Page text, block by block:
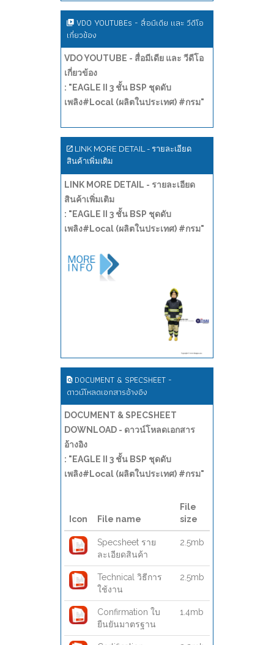
VDO YOUTUBEs - สื่อมีเดีย และ วีดีโอ
เกี่ยวข้อง
VDO YOUTUBE - สื่อมีเดีย และ วีดีโอ
เกี่ยวข้อง
: "EAGLE II 3 ชั้น BSP ชุดดับ
เพลิง#Local (ผลิตในประเทศ) #กรม"
LINK MORE DETAIL - รายละเอียด
สินค้าเพิ่มเติม
LINK MORE DETAIL - รายละเอียด
สินค้าเพิ่มเติม
: "EAGLE II 3 ชั้น BSP ชุดดับ
เพลิง#Local (ผลิตในประเทศ) #กรม"
DOCUMENT & SPECSHEET -
ดาวน์โหลดเอกสารอ้างอิง
DOCUMENT & SPECSHEET
DOWNLOAD - ดาวน์โหลดเอกสาร
อ้างอิง
: "EAGLE II 3 ชั้น BSP ชุดดับ
เพลิง#Local (ผลิตในประเทศ) #กรม"
Icon File name
File
size
Specsheet ราย
ละเอียดสินค้า
2.5mb
Technical วิธีการ
ใช้งาน
2.5mb
Confirmation ใบ
ยืนยันมาตรฐาน
1.4mb